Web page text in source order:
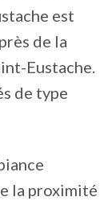
est
de la
Eustache.
de type
la proximité